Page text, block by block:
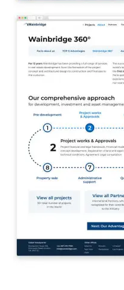
Лучшие кейсы12